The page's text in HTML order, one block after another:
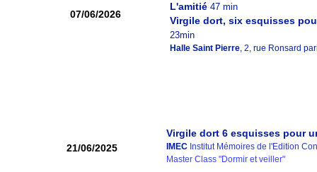
Virgile dort 6 esquisses pour
IMEC Institut Mémoires de l'Edition
Master Class "Dormir et veiller"
21/06/2025
07/06/2026
L'amitié 47 min
Virgile dort, six esquisses
23min
Halle Saint Pierre, 2, rue Ronsard